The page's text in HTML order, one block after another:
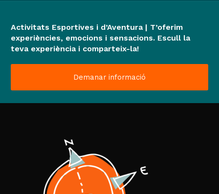
Activitats Esportives i d’Aventura | T’oferim
experiències, emocions i sensacions. Escull la
teva experiència i comparteix-la!
Demanar informació